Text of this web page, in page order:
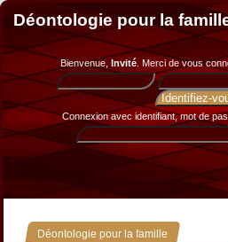
Déontologie pour la
Bienvenue, Invité. Merci devous
Connexion avec identifiant, mot de
Déontologie pour la famille »